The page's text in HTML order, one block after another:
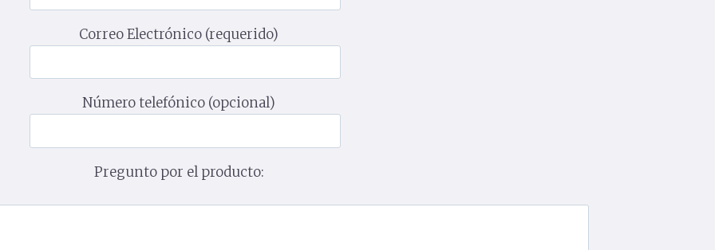
Correo Electrónico (requerido)
Número telefónico (opcional)
Pregunto por el producto: